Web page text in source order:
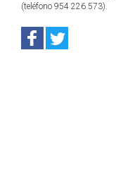
(teléfono 954 226 573).